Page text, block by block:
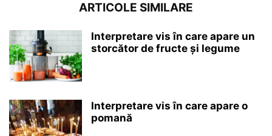
ARTICOLE SIMILARE
Interpretare vis în care apare un
storcător de fructe și legume
Interpretare vis în care apare o
pomană